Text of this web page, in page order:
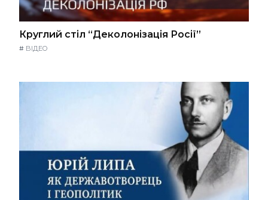
Круглий стіл “Деколонізація Росії”
# ВІДЕО